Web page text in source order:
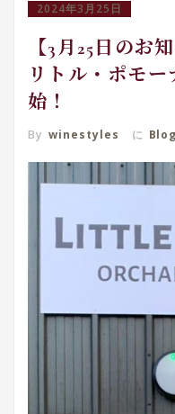
2024年3月25日
【3月25日のお
リトル・ポモ
始！
By winestyles に Blog